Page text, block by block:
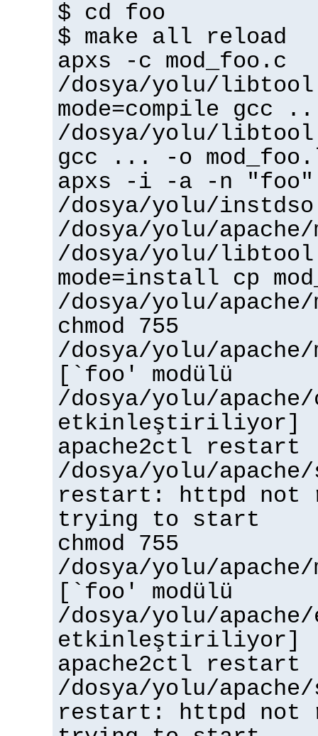
$ cd foo
$ make all reload
apxs -c mod_foo.c
/dosya/yolu/
mode=compile gcc
/dosya/yolu/libtool
gcc ... -o
apxs -i -a -n "foo"
/dosya/yolu/
/dosya/yolu/apache/
/dosya/yolu/
mode=install cp
/dosya/yolu/
chmod 755
/dosya/yolu/apache/
[`foo' modülü
/dosya/yolu/
etkinleştiriliyor]
apache2ctl restart
/dosya/yolu/
restart: httpd not
trying to start
chmod 755
/dosya/yolu/apache/
[`foo' modülü
/dosya/yolu/
etkinleştiriliyor]
apache2ctl restart
/dosya/yolu/
restart: httpd not